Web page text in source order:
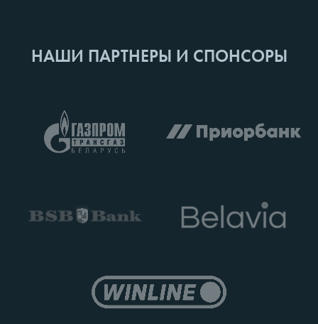
НАШИ ПАРТНЕРЫ И СПОНСОРЫ